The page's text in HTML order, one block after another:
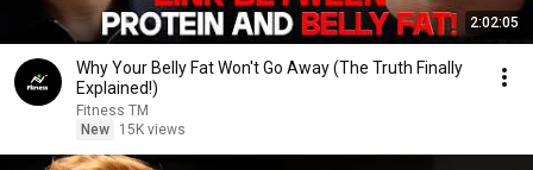
2:02:05
Why Your Belly Fat Won't Go Away (The Truth Finally
Explained!)
Fitness TM
New
15K views